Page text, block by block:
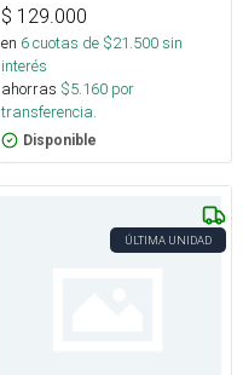
$ 129.000
en 6cuotas de $21.500sin
interés
ahorras $5.160 por
transferencia.
Disponible
ÚLTIMA UNIDAD